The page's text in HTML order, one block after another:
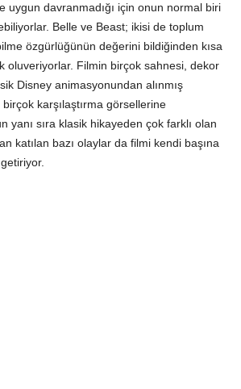
uygun davranmadığı için onun normal biri
Belle ve Beast; ikisi de toplum
özgürlüğünün değerini bildiğinden kısa
oluveriyorlar. Filmin birçok sahnesi, dekor
Disney animasyonundan alınmış
karşılaştırma görsellerine
yanı sıra klasik hikayeden çok farklı olan
katılan bazı olaylar da filmi kendi başına